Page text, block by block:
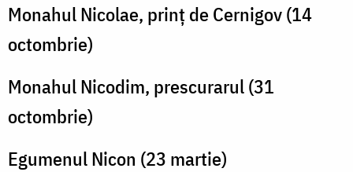
Monahul Nicolae, prinț de Cernigov (14
octombrie)
Monahul Nicodim, prescurarul (31
octombrie)
Egumenul Nicon (23 martie)